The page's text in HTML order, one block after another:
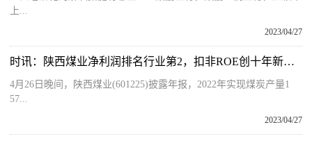
上...
2023/04/27
时讯：陕西煤业净利润排名行业第2，扣非ROE创十年新高！派现金额突破200亿元，超过八成A股公司市值
4月26日晚间，陕西煤业(601225)披露年报，2022年实现煤炭产量1
57...
2023/04/27